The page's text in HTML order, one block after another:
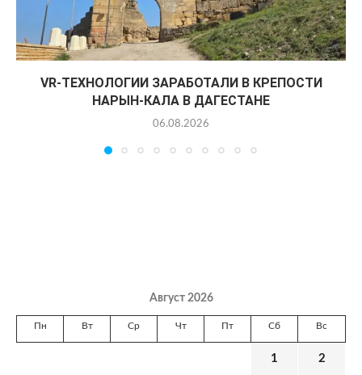
VR-ТЕХНОЛОГИИ ЗАРАБОТАЛИ В КРЕПОСТИ
НАРЫН-КАЛА В ДАГЕСТАНЕ
06.08.2026
Август 2026
Пн Вт Ср Чт Пт Сб Вс
1 2